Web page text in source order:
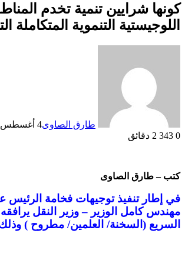
كونها شرايين تنمية تخدم
اللوجيستية التنموية
طارق الصاوى4 أغسطس، 2023
0
2 دقائق
كتب – طارق الصاوى
في إطار تنفيذ توجيهات فخامة الرئيس
مهندس كامل الوزير – وزير النقل
السريع (السخنة/ العلمين/ مطروح )